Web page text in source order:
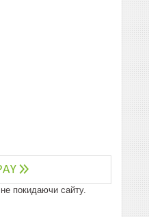
покидаючи сайту.